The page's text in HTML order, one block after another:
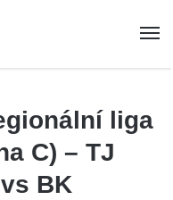
liga
C) – TJ
BK